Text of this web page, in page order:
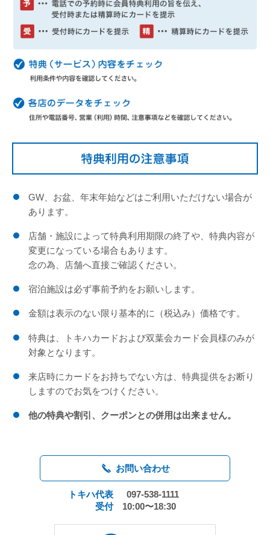
GW、お盆、年末年始などはご利用いただけない場合が
あります。
店舗・施設によって特典利用期限の終了や、特典内容が
変更になっている場合もあります。
念の為、店舗へ直接ご確認ください。
宿泊施設は必ず事前予約をお願いします。
金額は表示のない限り基本的に（税込み）価格です。
特典は、トキハカードおよび双葉会カード会員様のみが
対象となります。
来店時にカードをお持ちでない方は、特典提供をお断り
しますのでお気をつけください。
他の特典や割引、クーポンとの併用は出来ません。
お問い合わせ
トキハ代表
097-538-1111
受付
10:00〜18:30